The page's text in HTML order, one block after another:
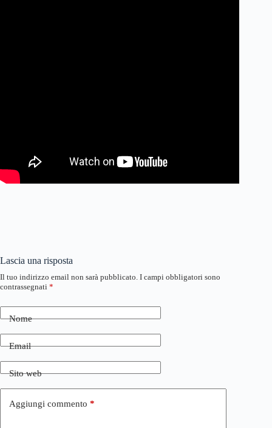
Lascia una risposta
Il tuo indirizzo email non sarà pubblicato. I campi obbligatori sono
contrassegnati *
Nome
Email
Sito web
Aggiungi commento *